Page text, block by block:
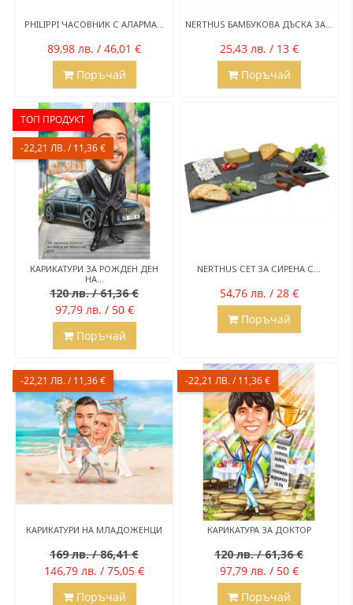
PHILIPPI ЧАСОВНИК С АЛАРМА...
89,98 лв. / 46,01 €
Поръчай
NERTHUS БАМБУКОВА ДЪСКА ЗА...
25,43 лв. / 13 €
Поръчай
КАРИКАТУРИ ЗА РОЖДЕН ДЕН
НА...
120 лв. / 61,36 €
97,79 лв. / 50 €
ТОП ПРОДУКТ
-22,21 ЛВ. / 11,36 €
Поръчай
NERTHUS СЕТ ЗА СИРЕНА С...
54,76 лв. / 28 €
Поръчай
КАРИКАТУРИ НА МЛАДОЖЕНЦИ
169 лв. / 86,41 €
146,79 лв. / 75,05 €
-22,21 ЛВ. / 11,36 €
Поръчай
КАРИКАТУРА ЗА ДОКТОР
120 лв. / 61,36 €
97,79 лв. / 50 €
-22,21 ЛВ. / 11,36 €
Поръчай